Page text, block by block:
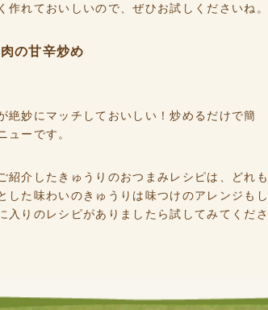
れておいしいので、ぜひお試しくださいね。
の甘辛炒め
絶妙にマッチしておいしい！炒めるだけで簡
ューです。
紹介したきゅうりのおつまみレシピは、どれも
た味わいのきゅうりは味つけのアレンジもし
りのレシピがありましたら試してみてくださ